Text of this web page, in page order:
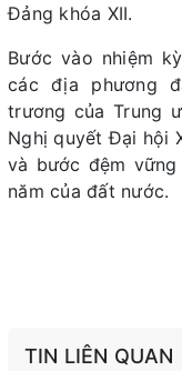
Đảng khóa XII.
Bước vào nhiệm
các địa phương
trương của Trung
Nghị quyết Đại hội
và bước đệm
năm của đất nước.
TIN LIÊN QUAN